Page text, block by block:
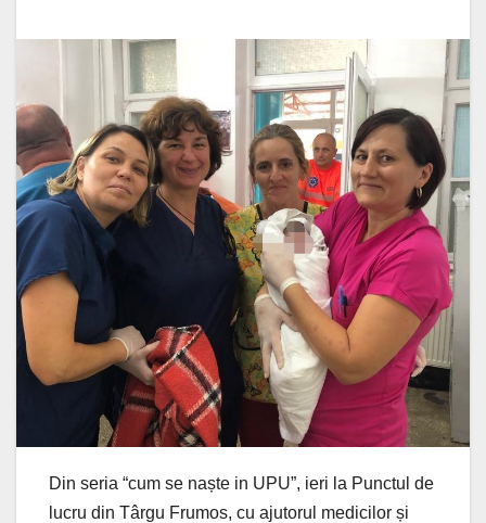
Din seria “cum se naște in UPU”, ieri la Punctul de
lucru din Târgu Frumos, cu ajutorul medicilor și